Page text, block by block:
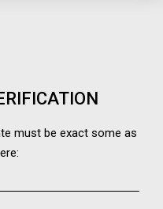
must be exact some as